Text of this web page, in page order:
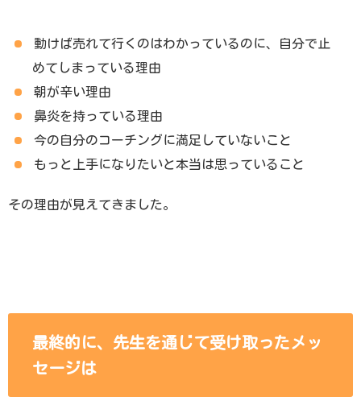
動けば売れて行くのはわかっているのに、
自分で止
めてしまっている理由
朝が辛い理由
鼻炎を持っている理由
今の自分のコーチングに満足していないこと
もっと上手になりたいと本当は思っていること
その理由が見えてきました。
最終的に、 先生を通じて受け取ったメッ
セージは